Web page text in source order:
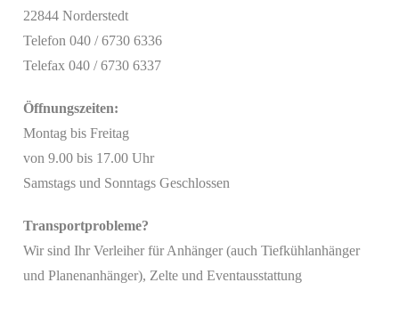
22844 Norderstedt
Telefon 040 / 6730 6336
Telefax 040 / 6730 6337
Öffnungszeiten:
Montag bis Freitag
von 9.00 bis 17.00 Uhr
Samstags und Sonntags Geschlossen
Transportprobleme?
Wir sind Ihr Verleiher für Anhänger (auch Tiefkühlanhänger
und Planenanhänger), Zelte und Eventausstattung
Mit